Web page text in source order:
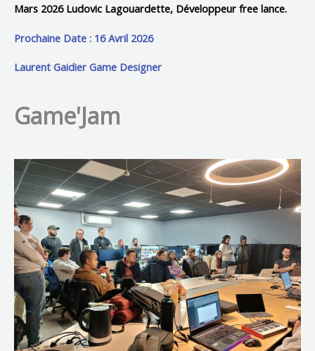
Mars 2026 Ludovic Lagouardette, Développeur free lance.
Prochaine Date : 16 Avril 2026
Laurent Gaidier Game Designer
Game'Jam